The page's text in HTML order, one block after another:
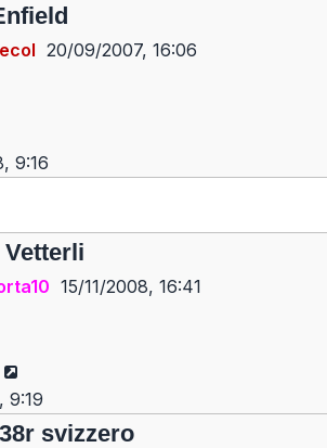
20/09/2007, 16:06
9:16
Vetterli
15/11/2008, 16:41
9:19
svizzero